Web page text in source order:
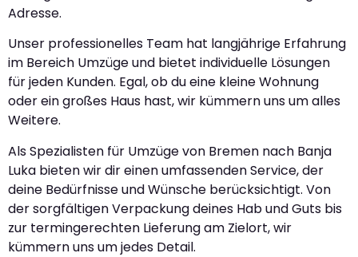
Adresse.
Unser professionelles Team hat langjährige Erfahrung
im Bereich Umzüge und bietet individuelle Lösungen
für jeden Kunden. Egal, ob du eine kleine Wohnung
oder ein großes Haus hast, wir kümmern uns um alles
Weitere.
Als Spezialisten für Umzüge von Bremen nach Banja
Luka bieten wir dir einen umfassenden Service, der
deine Bedürfnisse und Wünsche berücksichtigt. Von
der sorgfältigen Verpackung deines Hab und Guts bis
zur termingerechten Lieferung am Zielort, wir
kümmern uns um jedes Detail.